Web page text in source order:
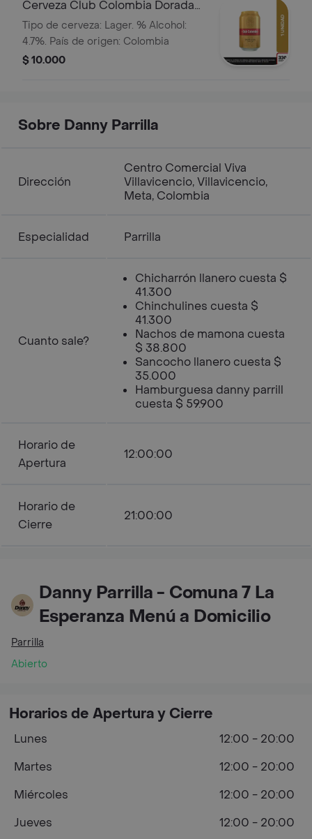
Cerveza Club Colombia Dorada
Lta 330ml
Tipo de cerveza: Lager. % Alcohol:
4.7%. País de origen: Colombia
$ 10.000
Sobre Danny Parrilla
Dirección
Centro Comercial Viva
Villavicencio, Villavicencio,
Meta, Colombia
Especialidad Parrilla
Cuanto sale?
Chicharrón llanero cuesta $
41.300
Chinchulines cuesta $
41.300
Nachos de mamona cuesta
$ 38.800
Sancocho llanero cuesta $
35.000
Hamburguesa danny parrill
cuesta $ 59.900
Horario de
Apertura
12:00:00
Horario de
Cierre
21:00:00
Danny Parrilla - Comuna 7 La
Esperanza Menú a Domicilio
Parrilla
Abierto
Horarios de Apertura y Cierre
Lunes
12:00 - 20:00
Martes
12:00 - 20:00
Miércoles
12:00 - 20:00
Jueves
12:00 - 20:00